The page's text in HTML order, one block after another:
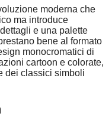
moderna che
ma introduce
e una palette
bene al formato
monocromatici di
cartoon e colorate,
dei classici simboli